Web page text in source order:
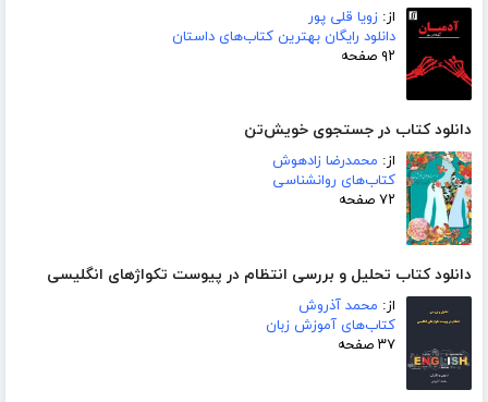
از: زویا قلی پور
دانلود رایگان بهترین کتاب‌های داستان
۹۲ صفحه
دانلود کتاب در جستجوی خویش‌تن
از: محمدرضا زادهوش
کتاب‌های روانشناسی
۷۲ صفحه
دانلود کتاب تحلیل و بررسی انتظام در پیوست تکواژهای انگلیسی
از: محمد آذروش
کتاب‌های آموزش زبان
۳۷ صفحه